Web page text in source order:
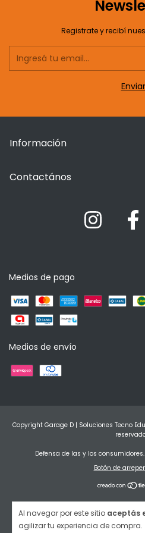
Al navegar por este sitio aceptás
agilizar tu experiencia de compra.
Registrate y recibí
Información
Contactános
Medios de pago
Medios de envío
Copyright Garage D | Soluciones Tecno
Defensa de las y los
Botón de